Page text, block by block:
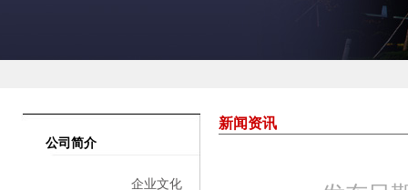
公司简介
企业文化
新闻资讯